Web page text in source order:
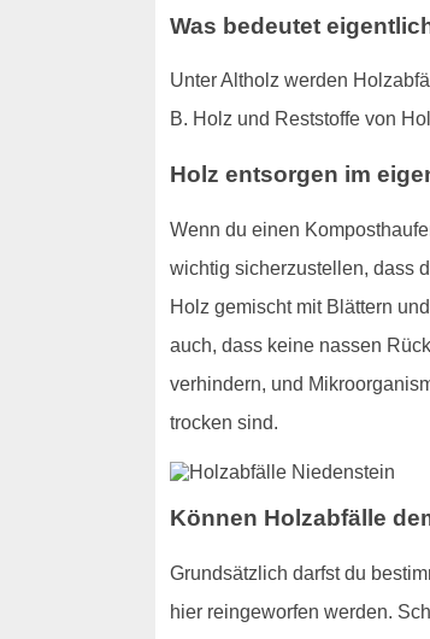
Was bedeutet
Unter Altholz werden
B. Holz und Reststoffe von
Holz entsorgen im
Wenn du einen
wichtig sicherzustellen, dass
Holz gemischt mit Blättern
auch, dass keine nassen
verhindern, und
trocken sind.
Können Holzabfälle
Grundsätzlich darfst du
hier reingeworfen werden.